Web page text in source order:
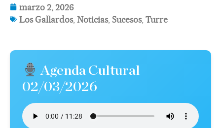
marzo 2, 2026
Los Gallardos, Noticias, Sucesos, Turre
Agenda Cultural
02/03/2026